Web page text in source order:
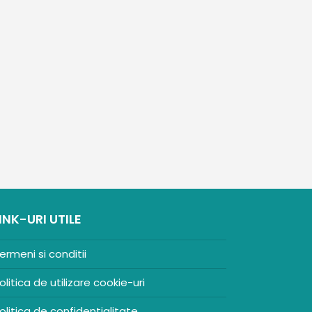
URI UTILE
si conditii
de utilizare cookie-uri